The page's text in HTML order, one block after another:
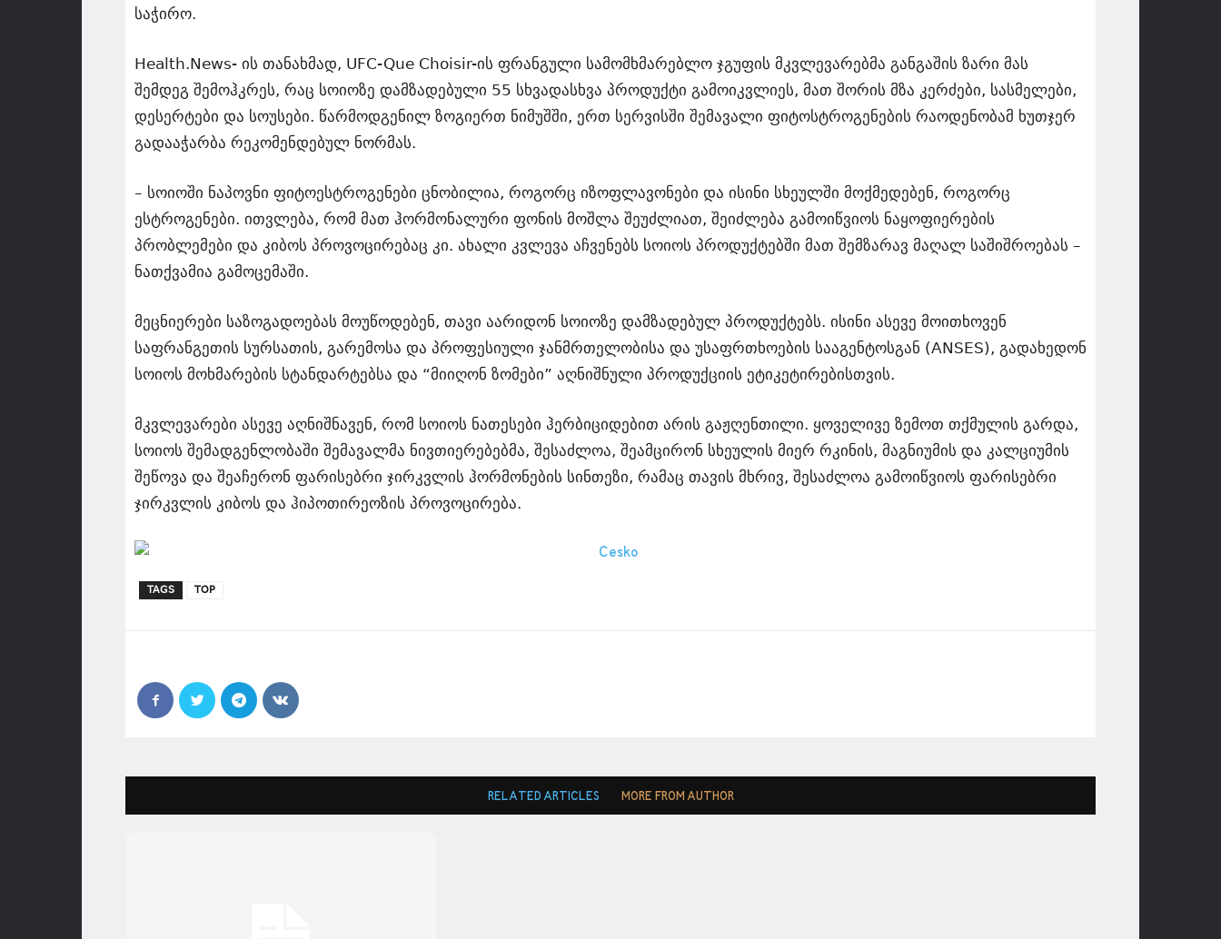
საჭირო.
Health.News- ის თანახმად, UFC-Que Choisir-ის ფრანგული სამომხმარებლო ჯგუფის მკვლევარებმა განგაშის ზარი მას
შემდეგ შემოჰკრეს, რაც სოიოზე დამზადებული 55 სხვადასხვა პროდუქტი გამოიკვლიეს, მათ შორის მზა კერძები, სასმელები,
დესერტები და სოუსები. წარმოდგენილ ზოგიერთ ნიმუშში, ერთ სერვისში შემავალი ფიტოსტროგენების რაოდენობამ ხუთჯერ
გადააჭარბა რეკომენდებულ ნორმას.
– სოიოში ნაპოვნი ფიტოესტროგენები ცნობილია, როგორც იზოფლავონები და ისინი სხეულში მოქმედებენ, როგორც
ესტროგენები. ითვლება, რომ მათ ჰორმონალური ფონის მოშლა შეუძლიათ, შეიძლება გამოიწვიოს ნაყოფიერების
პრობლემები და კიბოს პროვოცირებაც კი. ახალი კვლევა აჩვენებს სოიოს პროდუქტებში მათ შემზარავ მაღალ საშიშროებას –
ნათქვამია გამოცემაში.
მეცნიერები საზოგადოებას მოუწოდებენ, თავი აარიდონ სოიოზე დამზადებულ პროდუქტებს. ისინი ასევე მოითხოვენ
საფრანგეთის სურსათის, გარემოსა და პროფესიული ჯანმრთელობისა და უსაფრთხოების სააგენტოსგან (ANSES), გადახედონ
სოიოს მოხმარების სტანდარტებსა და “მიიღონ ზომები” აღნიშნული პროდუქციის ეტიკეტირებისთვის.
მკვლევარები ასევე აღნიშნავენ, რომ სოიოს ნათესები ჰერბიციდებით არის გაჟღენთილი. ყოველივე ზემოთ თქმულის გარდა,
სოიოს შემადგენლობაში შემავალმა ნივთიერებებმა, შესაძლოა, შეამცირონ სხეულის მიერ რკინის, მაგნიუმის და კალციუმის
შეწოვა და შეაჩერონ ფარისებრი ჯირკვლის ჰორმონების სინთეზი, რამაც თავის მხრივ, შესაძლოა გამოიწვიოს ფარისებრი
ჯირკვლის კიბოს და ჰიპოთირეოზის პროვოცირება.
TAGS TOP
RELATED ARTICLES MORE FROM AUTHOR